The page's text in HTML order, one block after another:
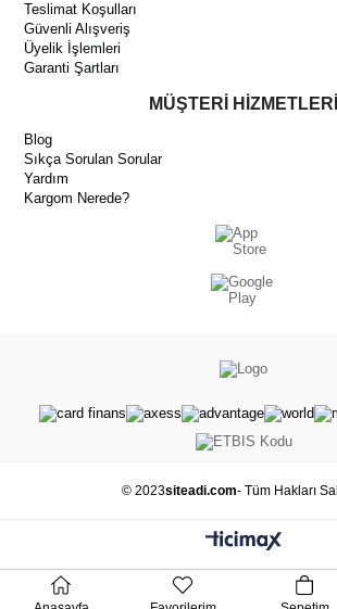
Teslimat Koşulları
Güvenli Alışveriş
Üyelik İşlemleri
Garanti Şartları
MÜŞTERİ HİZMETLERİ
Blog
Sıkça Sorulan Sorular
Yardım
Kargom Nerede?
© 2023siteadi.com- Tüm Hakları